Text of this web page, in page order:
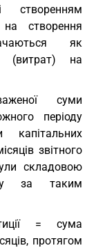
створенням
на створення
як
(витрат) на
суми
періоду
звітного
складовою
за таким
= сума
протягом